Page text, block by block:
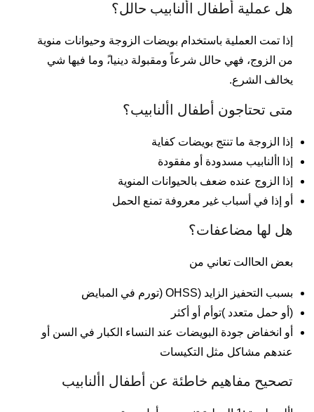
هل عملية أطفال األنابيب حالل؟
إذا تمت العملية باستخدام بويضات الزوجة وحيوانات منوية
من الزوج، فهي حالل شرعاً ومقبولة دينيا،ً وما فيها شي
يخالف الشرع.
متى تحتاجون أطفال األنابيب؟
إذا الزوجة ما تنتج بويضات كفاية
إذا األنابيب مسدودة أو مفقودة
إذا الزوج عنده ضعف بالحيوانات المنوية
أو إذا في أسباب غير معروفة تمنع الحمل
هل لها مضاعفات؟
بعض الحاالت تعاني من
بسبب التحفيز الزايد (OHSS (تورم في المبايض
(أو حمل متعدد )توأم أو أكثر
أو انخفاض جودة البويضات عند النساء الكبار في السن أو
عندهم مشاكل مثل التكيسات
تصحيح مفاهيم خاطئة عن أطفال األنابيب